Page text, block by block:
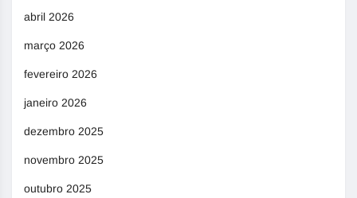
abril 2026
março 2026
fevereiro 2026
janeiro 2026
dezembro 2025
novembro 2025
outubro 2025